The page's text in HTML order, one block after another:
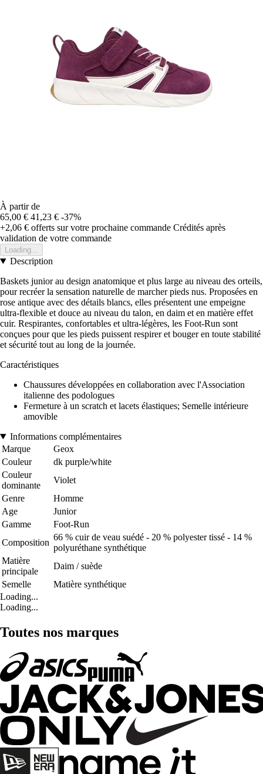
À partir de
65,00 € 41,23 € -37%
+2,06 € offerts sur votre prochaine commande Crédités après
validation de votre commande
Loading...
Description
Baskets junior au design anatomique et plus large au niveau des orteils,
pour recréer la sensation naturelle de marcher pieds nus. Proposées en
rose antique avec des détails blancs, elles présentent une empeigne
ultra-flexible et douce au niveau du talon, en daim et en matière effet
cuir. Respirantes, confortables et ultra-légères, les Foot-Run sont
conçues pour que les pieds puissent respirer et bouger en toute stabilité
et sécurité tout au long de la journée.
Caractéristiques
Chaussures développées en collaboration avec l'Association
italienne des podologues
Fermeture à un scratch et lacets élastiques; Semelle intérieure
amovible
Informations complémentaires
Marque
Geox
Couleur
dk purple/white
Couleur
dominante
Violet
Genre
Homme
Age
Junior
Gamme
Foot-Run
Composition
66 % cuir de veau suédé - 20 % polyester tissé - 14 %
polyuréthane synthétique
Matière
principale
Daim / suède
Semelle
Matière synthétique
Loading...
Loading...
Toutes nos marques